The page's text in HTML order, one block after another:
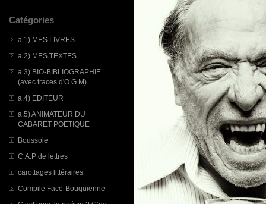
Catégories
a.1) MES LIVRES
a.2) MES TEXTES
a.3) BIO-BIBLIOGRAPHIE
(avec traces d'O.G.M)
a.4) EDITEUR
a.5) ANIMATEUR DU
CABARET POETIQUE
Boussole
C.A.P de lettres
carottages littéraires
Compile Face-Bouquienne